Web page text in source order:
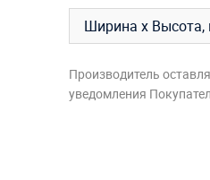
Ширина х Высота,
Производитель
уведомления